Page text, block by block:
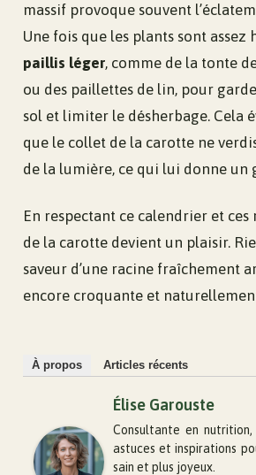
massif provoque souvent
Une fois que les plants sont assez
paillis léger, comme de la tonte
ou des paillettes de lin, pour
sol et limiter le désherbage. Cela
que le collet de la carotte ne
de la lumière, ce qui lui donne un
En respectant ce calendrier et
de la carotte devient un plaisir.
saveur d’une racine fraîchement
encore croquante et
À propos Articles récents
Élise Garouste
Consultante en
astuces et inspirations
sain et plus joyeux.